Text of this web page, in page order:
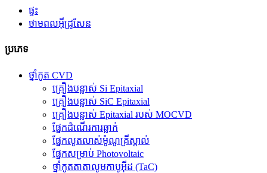
ផ្ទះ
ថាមពលអ៊ីដ្រូសែន
ប្រភេទ
ថ្នាំកូត CVD
គ្រឿងបន្លាស់ Si Epitaxial
គ្រឿងបន្លាស់ SiC Epitaxial
គ្រឿងបន្លាស់ Epitaxial របស់ MOCVD
ផ្នែកដំណើរការឆ្លាក់
ផ្នែកលូតលាស់ម៉ូណូគ្រីស្តាល់
ផ្នែកសម្រាប់ Photovoltaic
ថ្នាំកូតតាតាលូមកាបូអ៊ីដ (TaC)